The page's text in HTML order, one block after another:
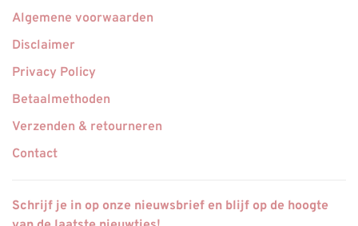
Algemene voorwaarden
Disclaimer
Privacy Policy
Betaalmethoden
Verzenden & retourneren
Contact
Schrijf je in op onze nieuwsbrief en blijf op de hoogte